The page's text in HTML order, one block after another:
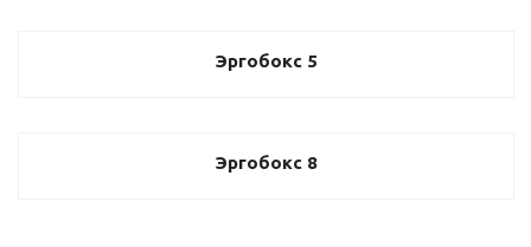
Эргобокс 5
Эргобокс 8